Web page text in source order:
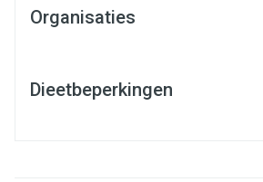
Organisaties
Dieetbeperkingen